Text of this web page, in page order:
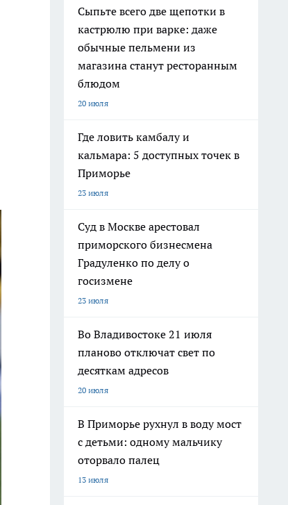
Сыпьте всего две щепотки в
кастрюлю при варке: даже
обычные пельмени из
магазина станут ресторанным
блюдом
20 июля
Где ловить камбалу и
кальмара: 5 доступных точек в
Приморье
23 июля
Суд в Москве арестовал
приморского бизнесмена
Градуленко по делу о
госизмене
23 июля
Во Владивостоке 21 июля
планово отключат свет по
десяткам адресов
20 июля
В Приморье рухнул в воду мост
с детьми: одному мальчику
оторвало палец
13 июля